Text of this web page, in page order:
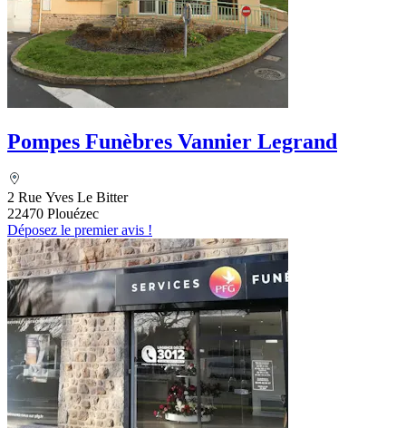
Pompes Funèbres Vannier Legrand
2 Rue Yves Le Bitter
22470 Plouézec
Déposez le premier avis !